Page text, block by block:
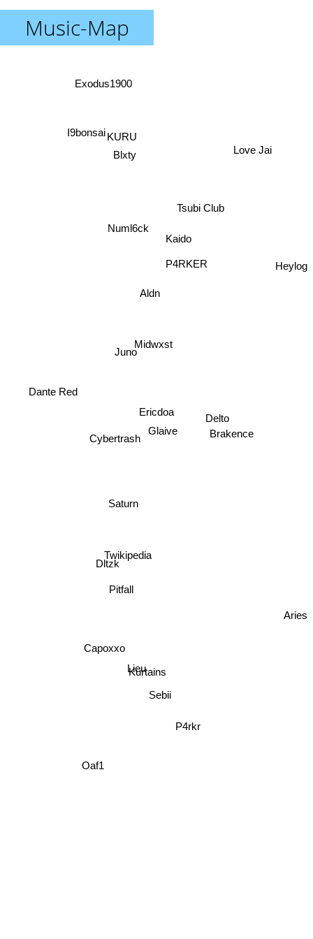
Music-Map
Ericdoa
Glaive
Midwxst
Brakence
Aldn
Juno
Cybertrash
Kurtains
Numl6ck
P4RKER
Kaido
Dante Red
Lieu
Saturn
Pitfall
Sebii
Blxty
Dltzk
Twikipedia
P4rkr
Love Jai
KURU
Delto
Exodus1900
Capoxxo
I9bonsai
Aries
Heylog
Tsubi Club
Oaf1